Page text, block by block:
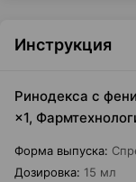
Инструкция
Ринодекса с
×1,
Форма выпуска:
Дозировка: 15 мл